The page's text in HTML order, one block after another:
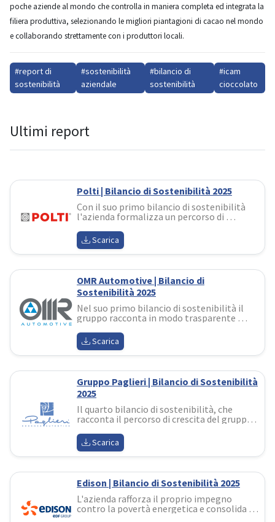
poche aziende al mondo che controlla in maniera completa ed integrata la
filiera produttiva, selezionando le migliori piantagioni di cacao nel mondo
e collaborando strettamente con i produttori locali.
#report di
sostenibilità
#sostenibilità
aziendale
#bilancio di
sostenibilità
#icam
cioccolato
Ultimi report
Polti | Bilancio di Sostenibilità 2025
Con il suo primo bilancio di sostenibilità
l'azienda formalizza un percorso di
cinquant'anni di storia. Il documento
evidenzia i risultati raggiunti sul fronte
ambientale, sociale e della governance
Scarica
OMR Automotive | Bilancio di
Sostenibilità 2025
Nel suo primo bilancio di sostenibilità il
gruppo racconta in modo trasparente
economico e valorizzazione delle persone
siano parte integrante del proprio modello
industriale
Scarica
Gruppo Paglieri | Bilancio di Sostenibilità
2025
Il quarto bilancio di sostenibilità, che
racconta il percorso di crescita del gruppo,
all’interno del modello di business
Scarica
Edison | Bilancio di Sostenibilità 2025
L'azienda rafforza il proprio impegno
contro la povertà energetica e consolida un